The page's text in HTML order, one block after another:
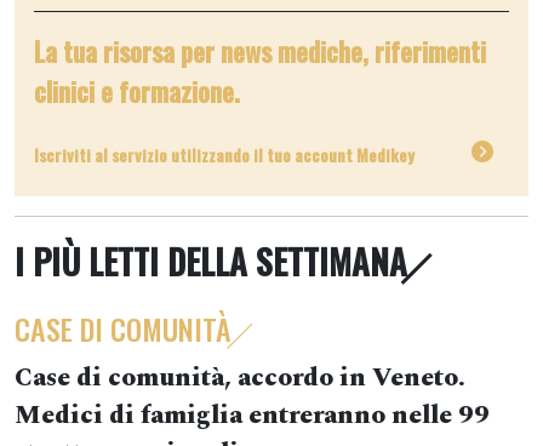
La tua risorsa per news mediche, riferimenti
clinici e formazione.
Iscriviti al servizio utilizzando il tuo account Medikey
I PIÙ LETTI DELLA SETTIMANA
CASE DI COMUNITÀ
Case di comunità, accordo in Veneto.
Medici di famiglia entreranno nelle 99